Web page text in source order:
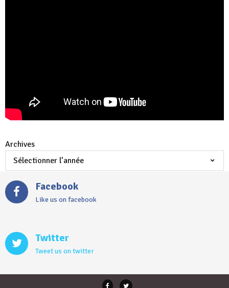
Archives
Facebook
Like us on facebook
Twitter
Tweet us on twitter